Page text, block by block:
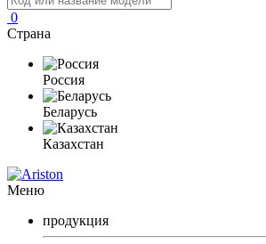
0
Страна
Россия
Беларусь
Казахстан
Меню
продукция